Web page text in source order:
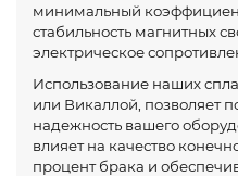
минимальный
стабильность магнитных
электрическое
Использование наших
или Викаллой, позволяет
надежность вашего
влияет на качество
процент брака и